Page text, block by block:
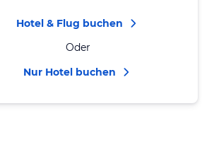
Hotel & Flug buchen
Oder
Nur Hotel buchen